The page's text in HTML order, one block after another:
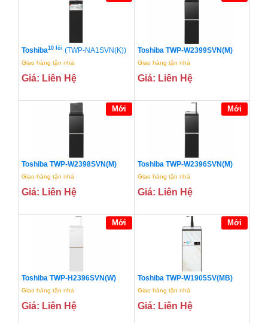
Toshiba10 lõi (TWP-NA1SVN(K))
Giao hàng tận nhà
Giá: Liên Hệ
Toshiba TWP-W2399SVN(M)
Giao hàng tận nhà
Giá: Liên Hệ
Mới
Toshiba TWP-W2398SVN(M)
Giao hàng tận nhà
Giá: Liên Hệ
Mới
Toshiba TWP-W2396SVN(M)
Giao hàng tận nhà
Giá: Liên Hệ
Mới
Toshiba TWP-H2396SVN(W)
Giao hàng tận nhà
Giá: Liên Hệ
Mới
Toshiba TWP-W1905SV(MB)
Giao hàng tận nhà
Giá: Liên Hệ